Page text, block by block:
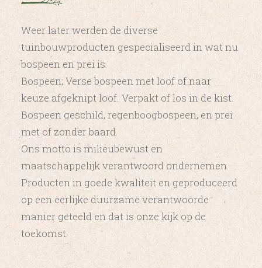
Weer later werden de diverse
tuinbouwproducten gespecialiseerd in wat nu
bospeen en prei is.
Bospeen; Verse bospeen met loof of naar
keuze afgeknipt loof. Verpakt of los in de kist.
Bospeen geschild, regenboogbospeen, en prei
met of zonder baard.
Ons motto is milieubewust en
maatschappelijk verantwoord ondernemen.
Producten in goede kwaliteit en geproduceerd
op een eerlijke duurzame verantwoorde
manier geteeld en dat is onze kijk op de
toekomst.